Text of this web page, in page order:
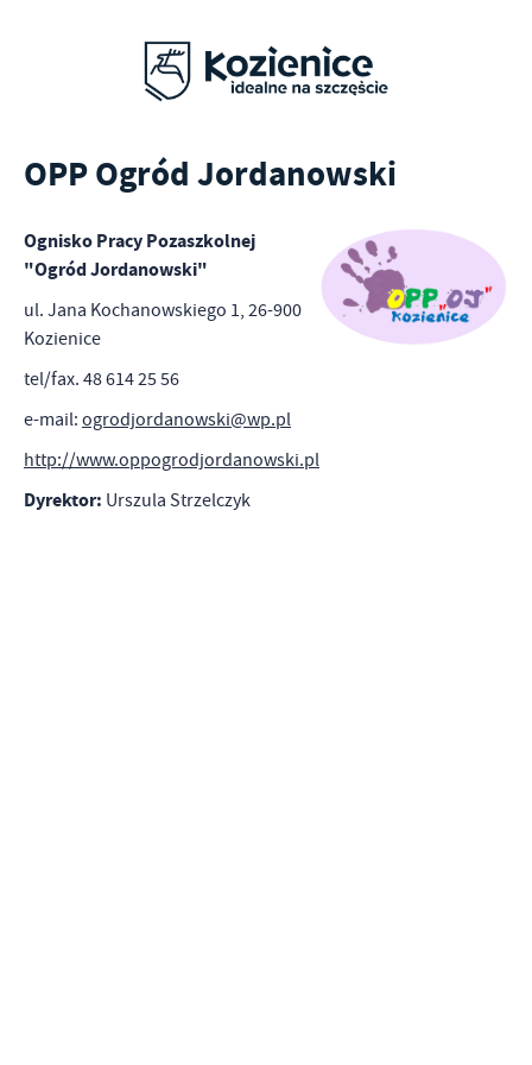
OPP Ogród Jordanowski
Ognisko Pracy Pozaszkolnej
"Ogród Jordanowski"
ul. Jana Kochanowskiego 1, 26-900
Kozienice
tel/fax. 48 614 25 56
e-mail: ogrodjordanowski@wp.pl
http://www.oppogrodjordanowski.pl
Dyrektor: Urszula Strzelczyk